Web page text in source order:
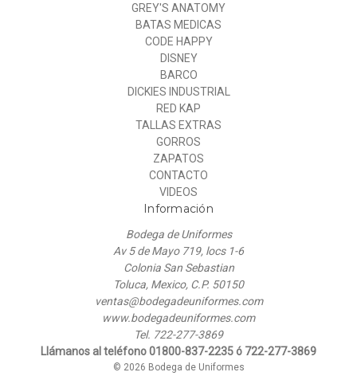
GREY'S ANATOMY
BATAS MEDICAS
CODE HAPPY
DISNEY
BARCO
DICKIES INDUSTRIAL
RED KAP
TALLAS EXTRAS
GORROS
ZAPATOS
CONTACTO
VIDEOS
Información
Bodega de Uniformes
Av 5 de Mayo 719, locs 1-6
Colonia San Sebastian
Toluca, Mexico, C.P. 50150
ventas@bodegadeuniformes.com
www.bodegadeuniformes.com
Tel. 722-277-3869
Llámanos al teléfono 01800-837-2235 ó 722-277-3869
© 2026 Bodega de Uniformes